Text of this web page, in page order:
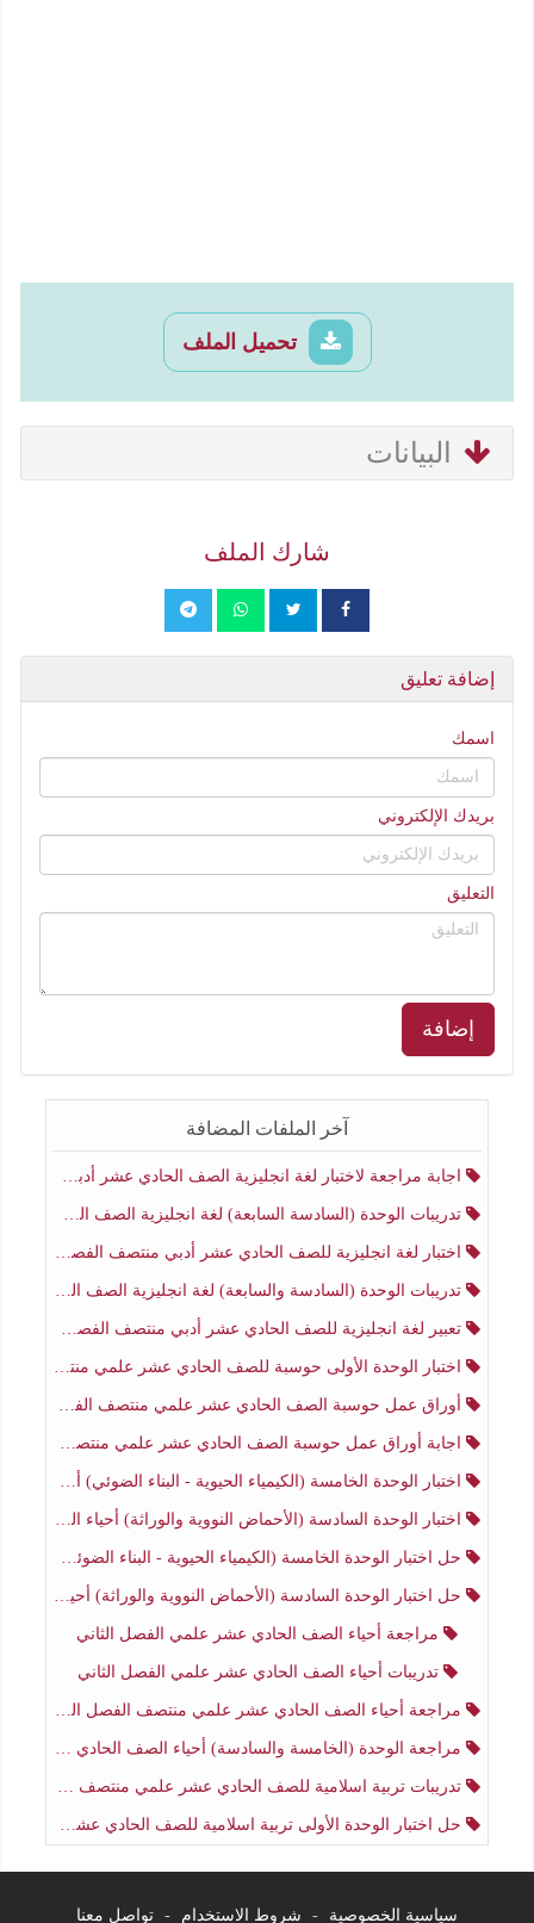
تحميل الملف
البيانات
شارك الملف
إضافة تعليق
اسمك
بريدك الإلكتروني
التعليق
إضافة
آخر الملفات المضافة
اجابة مراجعة لاختبار لغة انجليزية الصف الحادي عشر أدبي منتصف الفصل الثاني
تدريبات الوحدة (السادسة السابعة) لغة انجليزية الصف الحادي عشر أدبي منتصف الفصل الثاني
اختبار لغة انجليزية للصف الحادي عشر أدبي منتصف الفصل الثاني
تدريبات الوحدة (السادسة والسابعة) لغة انجليزية الصف الحادي عشر أدبي الفصل الثاني
تعبير لغة انجليزية للصف الحادي عشر أدبي منتصف الفصل الثاني
اختبار الوحدة الأولى حوسبة للصف الحادي عشر علمي منتصف الفصل الثاني
أوراق عمل حوسبة الصف الحادي عشر علمي منتصف الفصل الثاني
اجابة أوراق عمل حوسبة الصف الحادي عشر علمي منتصف الفصل الثاني
اختبار الوحدة الخامسة (الكيمياء الحيوية - البناء الضوئي) أحياء الصف الحادي عشر علمي الفصل الثاني
اختبار الوحدة السادسة (الأحماض النووية والوراثة) أحياء الصف الحادي عشر علمي منتصف الفصل الثاني
حل اختبار الوحدة الخامسة (الكيمياء الحيوية - البناء الضوئي) أحياء الصف الحادي عشر علمي الفصل الثاني
حل اختبار الوحدة السادسة (الأحماض النووية والوراثة) أحياء الصف الحادي عشر علمي منتصف الفصل الثاني
مراجعة أحياء الصف الحادي عشر علمي الفصل الثاني
تدريبات أحياء الصف الحادي عشر علمي الفصل الثاني
مراجعة أحياء الصف الحادي عشر علمي منتصف الفصل الثاني
مراجعة الوحدة (الخامسة والسادسة) أحياء الصف الحادي عشر علمي منتصف الفصل الثاني
تدريبات تربية اسلامية للصف الحادي عشر علمي منتصف الفصل الثاني
حل اختبار الوحدة الأولى تربية اسلامية للصف الحادي عشر علمي منتصف الفصل الثاني
سياسية الخصوصية - شروط الاستخدام - تواصل معنا